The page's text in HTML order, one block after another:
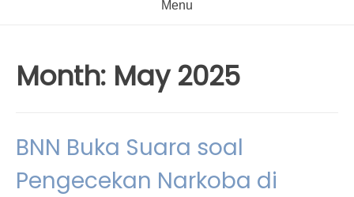
Menu
Month: May 2025
BNN Buka Suara soal
Pengecekan Narkoba di